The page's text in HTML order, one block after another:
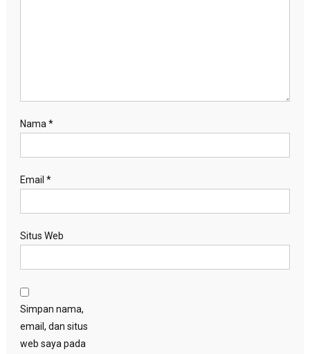
Nama *
Email *
Situs Web
Simpan nama,
email, dan situs
web saya pada